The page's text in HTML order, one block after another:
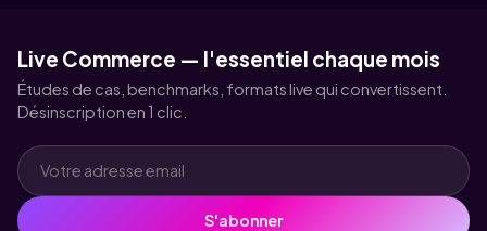
Live Commerce — l'essentiel chaque mois
Études de cas, benchmarks, formats live qui convertissent.
Désinscription en 1 clic.
S'abonner